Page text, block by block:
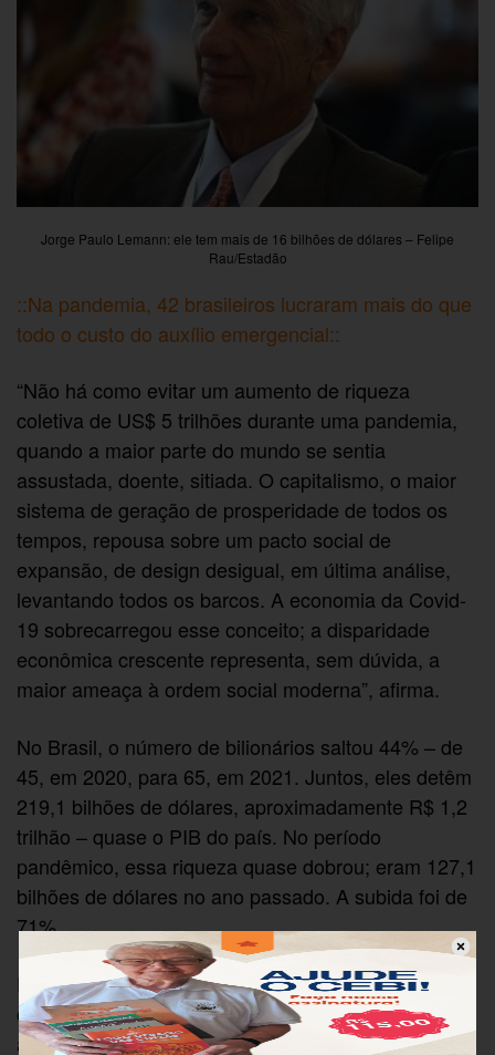
Jorge Paulo Lemann: ele tem mais de 16 bilhões de dólares – Felipe
Rau/Estadão
::Na pandemia, 42 brasileiros lucraram mais do que
todo o custo do auxílio emergencial::
“Não há como evitar um aumento de riqueza
coletiva de US$ 5 trilhões durante uma pandemia,
quando a maior parte do mundo se sentia
assustada, doente, sitiada. O capitalismo, o maior
sistema de geração de prosperidade de todos os
tempos, repousa sobre um pacto social de
expansão, de design desigual, em última análise,
levantando todos os barcos. A economia da Covid-
19 sobrecarregou esse conceito; a disparidade
econômica crescente representa, sem dúvida, a
maior ameaça à ordem social moderna”, afirma.
No Brasil, o número de bilionários saltou 44% – de
45, em 2020, para 65, em 2021. Juntos, eles detêm
219,1 bilhões de dólares, aproximadamente R$ 1,2
trilhão – quase o PIB do país. No período
pandêmico, essa riqueza quase dobrou; eram 127,1
bilhões de dólares no ano passado. A subida foi de
71%.
Esse aumento de acúmulo de riqueza contrasta
com ao avanço da fome em um país que se recusa
a implementar um auxílio emergencial pujante. O